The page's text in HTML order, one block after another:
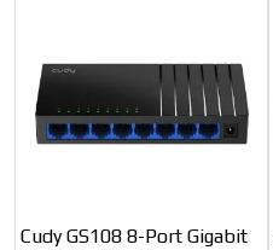
Cudy GS108 8-Port Gigabit